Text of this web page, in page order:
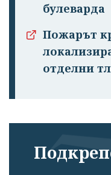
булеварда
Пожарът
отделни